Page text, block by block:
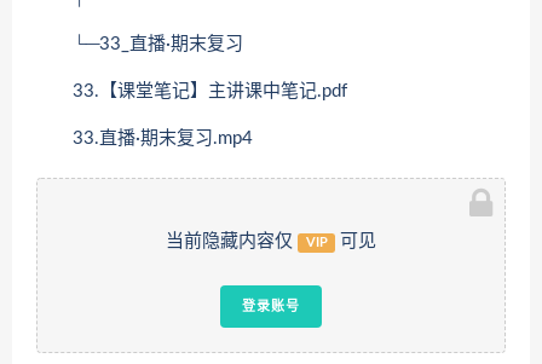
└─33_直播·期末复习
33.【课堂笔记】主讲课中笔记.pdf
33.直播·期末复习.mp4
当前隐藏内容仅 VIP 可见
登录账号